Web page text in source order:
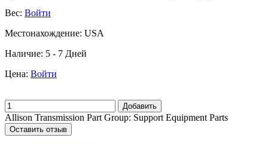
Вес: Войти
Местонахождение: USA
Наличие: 5 - 7 Дней
Цена: Войти
Добавить
Allison Transmission Part Group: Support Equipment Parts
Оставить отзыв